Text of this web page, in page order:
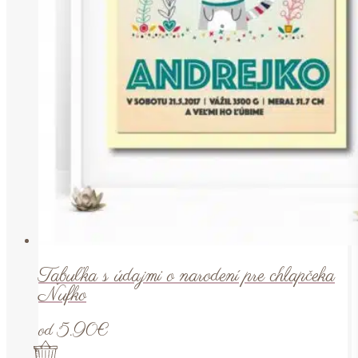
Tabuľka s údajmi o narodení pre chlapčeka
Ňufko
od5.90€